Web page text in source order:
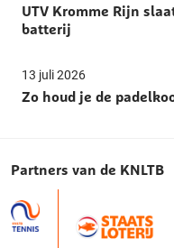
UTV Kromme Rijn
batterij
13 juli 2026
Zo houd je de
Partners van de KNLTB